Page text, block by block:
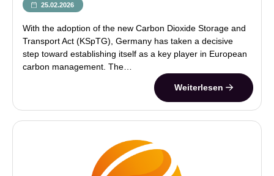
25.02.2026
With the adoption of the new Carbon Dioxide Storage and
Transport Act (KSpTG), Germany has taken a decisive
step toward establishing itself as a key player in European
carbon management. The…
Weiterlesen